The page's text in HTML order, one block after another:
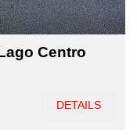
Centro
DETAILS